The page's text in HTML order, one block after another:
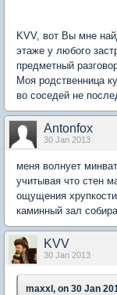
KVV, вот Вы мне
этаже у любого
предметный
Моя родственница
во соседей не
Antonfox
30 Jan 2013
меня волнует
учитывая что стен
ощущения
каминный зал
KVV
30 Jan 2013
maxxl, on 30 Jan